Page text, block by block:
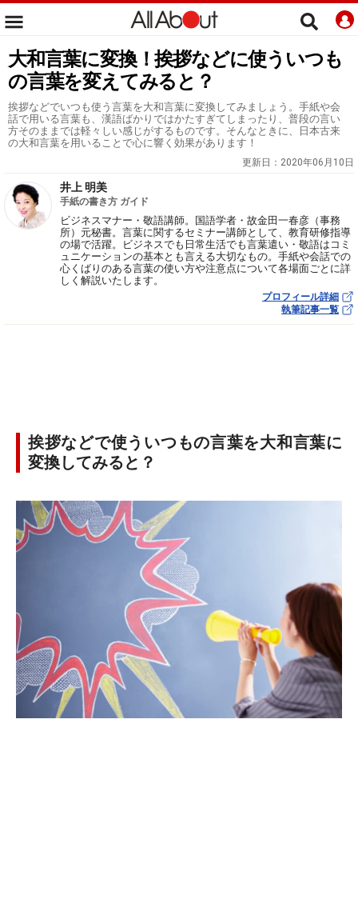
大和言葉に変換！挨拶などに使ういつも
の言葉を変えてみると？
挨拶などでいつも使う言葉を大和言葉に変換してみましょう。手紙や会
話で用いる言葉も、漢語ばかりではかたすぎてしまったり、普段の言い
方そのままでは軽々しい感じがするものです。そんなときに、日本古来
の大和言葉を用いることで心に響く効果があります！
更新日： 2020年06月10日
井上 明美
手紙の書き方 ガイド
ビジネスマナー・敬語講師。国語学者・故金田一春彦（事務
所）元秘書。言葉に関するセミナー講師として、教育研修指導
の場で活躍。ビジネスでも日常生活でも言葉遣い・敬語はコミ
ュニケーションの基本とも言える大切なもの。手紙や会話での
心くばりのある言葉の使い方や注意点について各場面ごとに詳
しく解説いたします。
プロフィール詳細
執筆記事一覧
挨拶などで使ういつもの言葉を大和言葉に
変換してみると？